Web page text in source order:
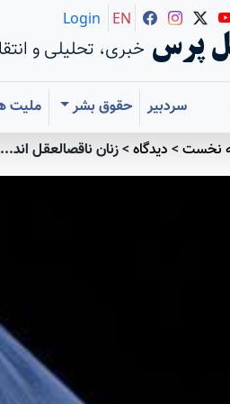
پرس خبری، تحلیلی و
Login EN
سردبیر حقوق بشر ملیت
نخست> دیدگاه>زنان ‎ناقص‎العقل اند...